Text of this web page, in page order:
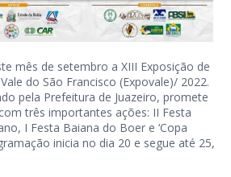
mês de setembro a XIII Exposição de
do São Francisco (Expovale)/ 2022.
pela Prefeitura de Juazeiro, promete
três importantes ações: II Festa
I Festa Baiana do Boer e ‘Copa
inicia no dia 20 e segue até 25,